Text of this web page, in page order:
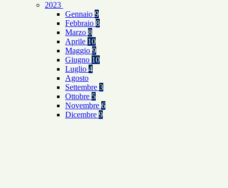
2023
Gennaio 9
Febbraio 8
Marzo 8
Aprile 10
Maggio 9
Giugno 10
Luglio 4
Agosto
Settembre 3
Ottobre 5
Novembre 6
Dicembre 9